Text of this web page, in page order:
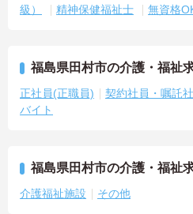
級）
精神保健福祉士 無資格
福島県田村市の介護・福祉
正社員(正職員) 契約社員・嘱託
バイト
福島県田村市の介護・福祉
介護福祉施設 その他